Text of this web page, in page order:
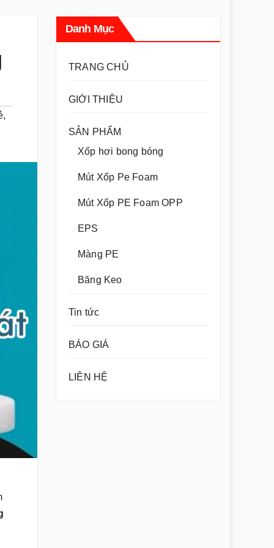
,
Danh Mục
TRANG CHỦ
GIỚI THIỆU
SẢN PHẨM
Xốp hơi bong bóng
Mút Xốp Pe Foam
Mút Xốp PE Foam OPP
EPS
Màng PE
Băng Keo
Tin tức
BÁO GIÁ
LIÊN HỆ